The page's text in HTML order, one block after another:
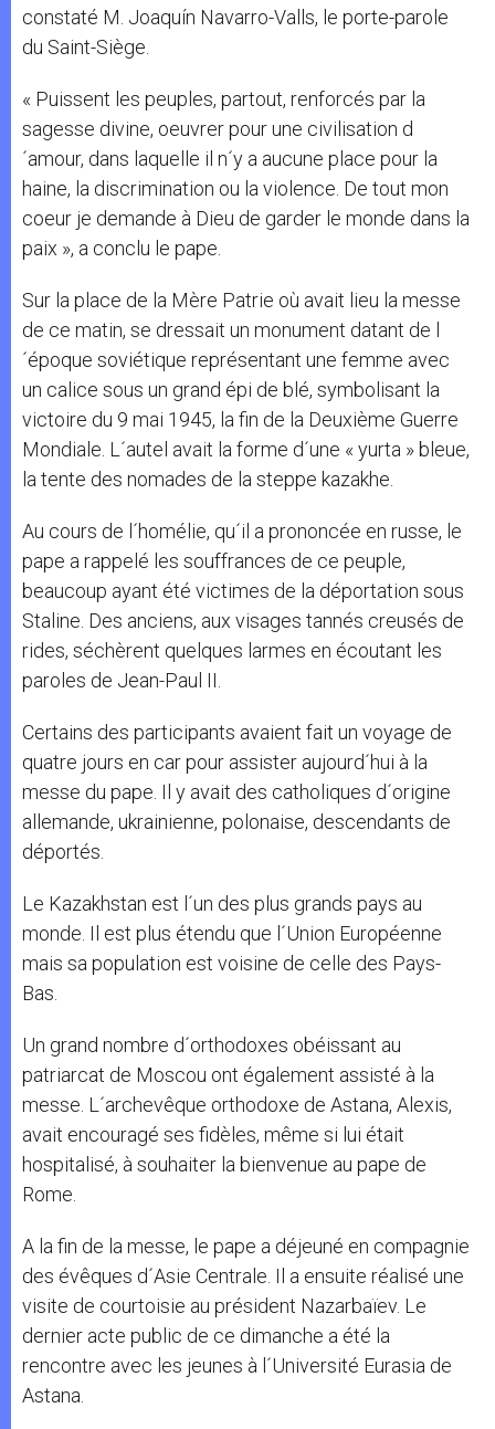
constaté M. Joaquín Navarro-Valls, le porte-parole
du Saint-Siège.
« Puissent les peuples, partout, renforcés par la
sagesse divine, oeuvrer pour une civilisation d
´amour, dans laquelle il n´y a aucune place pour la
haine, la discrimination ou la violence. De tout mon
coeur je demande à Dieu de garder le monde dans la
paix », a conclu le pape.
Sur la place de la Mère Patrie où avait lieu la messe
de ce matin, se dressait un monument datant de l
´époque soviétique représentant une femme avec
un calice sous un grand épi de blé, symbolisant la
victoire du 9 mai 1945, la fin de la Deuxième Guerre
Mondiale. L´autel avait la forme d´une « yurta » bleue,
la tente des nomades de la steppe kazakhe.
Au cours de l´homélie, qu´il a prononcée en russe, le
pape a rappelé les souffrances de ce peuple,
beaucoup ayant été victimes de la déportation sous
Staline. Des anciens, aux visages tannés creusés de
rides, séchèrent quelques larmes en écoutant les
paroles de Jean-Paul II.
Certains des participants avaient fait un voyage de
quatre jours en car pour assister aujourd´hui à la
messe du pape. Il y avait des catholiques d´origine
allemande, ukrainienne, polonaise, descendants de
déportés.
Le Kazakhstan est l´un des plus grands pays au
monde. Il est plus étendu que l´Union Européenne
mais sa population est voisine de celle des Pays-
Bas.
Un grand nombre d´orthodoxes obéissant au
patriarcat de Moscou ont également assisté à la
messe. L´archevêque orthodoxe de Astana, Alexis,
avait encouragé ses fidèles, même si lui était
hospitalisé, à souhaiter la bienvenue au pape de
Rome.
A la fin de la messe, le pape a déjeuné en compagnie
des évêques d´Asie Centrale. Il a ensuite réalisé une
visite de courtoisie au président Nazarbaïev. Le
dernier acte public de ce dimanche a été la
rencontre avec les jeunes à l´Université Eurasia de
Astana.